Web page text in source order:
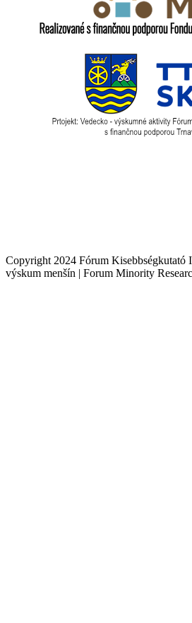
Copyright 2024 Fórum Kisebbségkutató
výskum menšín | Forum Minority